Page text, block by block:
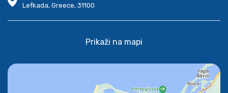
Lefkada, Greece, 31100
Prikaži na mapi